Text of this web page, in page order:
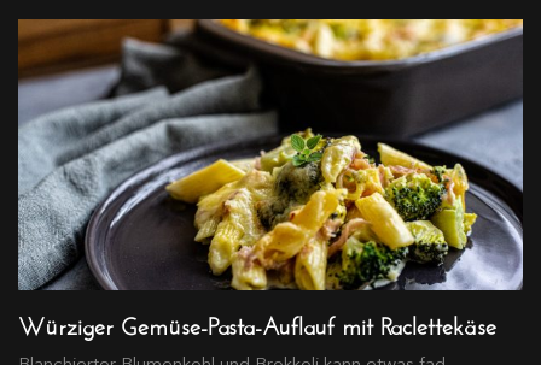
Würziger Gemüse-Pasta-Auflauf mit Raclettekäse